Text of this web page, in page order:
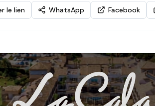
le lien WhatsApp Facebook